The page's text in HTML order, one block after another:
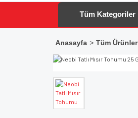
Tüm Kategoriler
Anasayfa Tüm Ürünler